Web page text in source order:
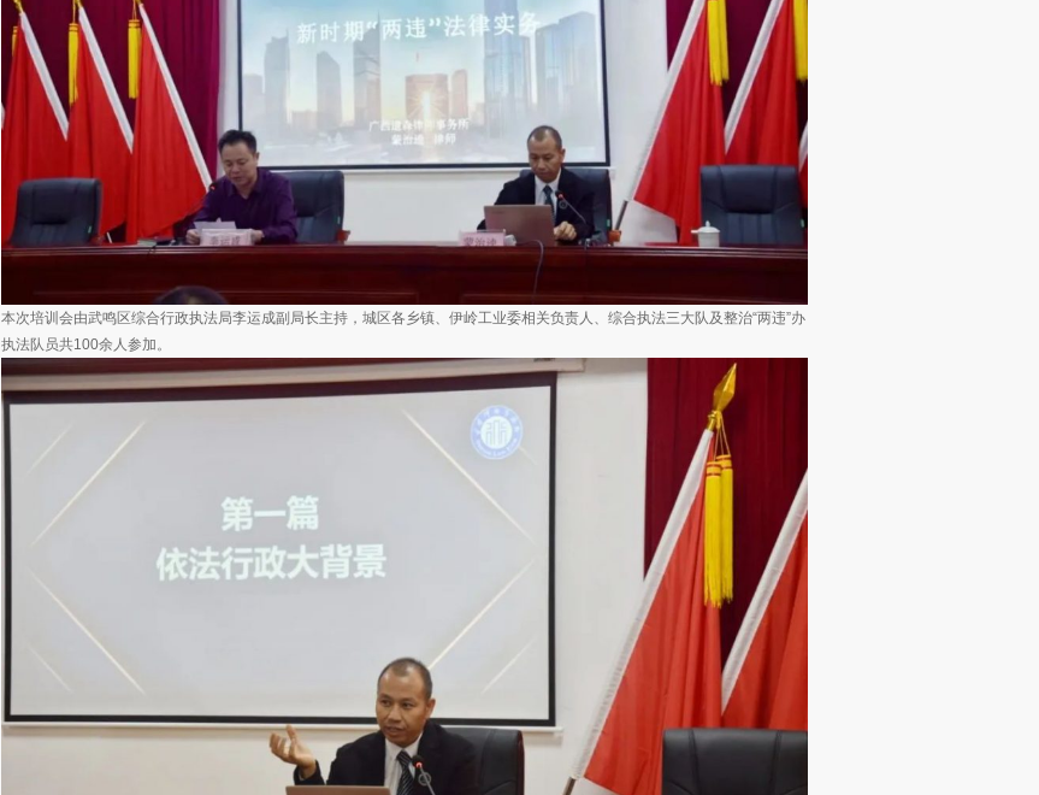
本次培训会由武鸣区综合行政执法局李运成副局长主持，城区各乡镇、伊岭工业委相关负责人、综合执法三大队及整治“两违”办
执法队员共100余人参加。